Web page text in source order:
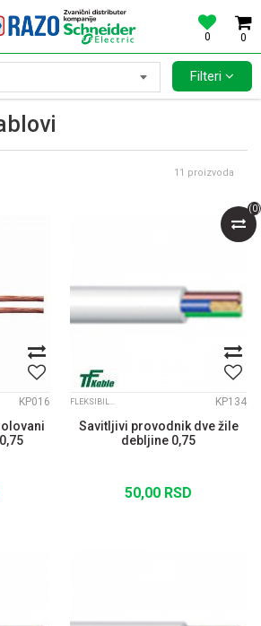
0
0
OSIGURACA SCHNEIDER ELECTRIC
(0)
Filteri
11 proizvoda
KP016 FLEKSIBILNI KABLOVI KP134
Savitljivi provodnik dve žile
debljine 0,75
50,00 RSD